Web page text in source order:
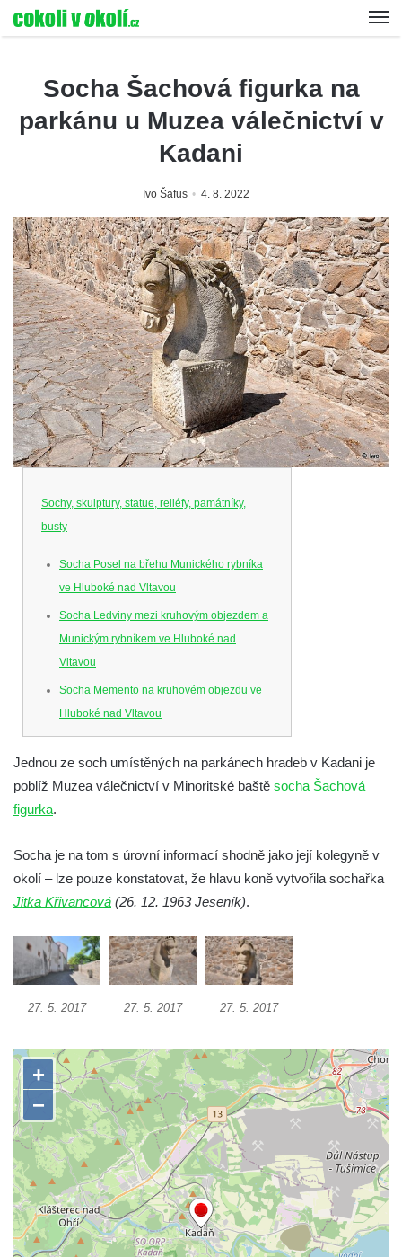
Socha Šachová figurka na
parkánu u Muzea válečnictví v
Kadani
Ivo Šafus 4. 8. 2022
Sochy, skulptury, statue, reliéfy, památníky,
busty
Socha Posel na břehu Munického rybníka
ve Hluboké nad Vltavou
Socha Ledviny mezi kruhovým objezdem a
Munickým rybníkem ve Hluboké nad
Vltavou
Socha Memento na kruhovém objezdu ve
Hluboké nad Vltavou
Socha Chalikotérium v ZOO Hluboká
Socha Smilodon v ZOO Hluboká
Socha Plejtvák obrovský v ZOO Hluboká
Socha Medvěd jeskynní v ZOO Hluboká
Socha Mamutí lebka v ZOO Hluboká
Socha Mamut srstnatý v ZOO Hluboká
Socha Orel v ZOO Hluboká
Socha Matka příroda v ZOO Hluboká
Socha Lišky v ZOO Hluboká
Socha Kudlanka v ZOO Hluboká
Socha Vlčice s mládětem v ZOO Hluboká
Socha Rys číhající na srnu v ZOO Hluboká
Socha Orlice v ZOO Hluboká
Socha Tygr v ZOO Hluboká
Socha Želva v ZOO Hluboká
Jednou ze soch umístěných na parkánech hradeb v Kadani je
poblíž Muzea válečnictví v Minoritské baště socha Šachová
figurka.
Socha je na tom s úrovní informací shodně jako její kolegyně v
okolí – lze pouze konstatovat, že hlavu koně vytvořila sochařka
Jitka Křivancová (26. 12. 1963 Jeseník).
27. 5. 2017 27. 5. 2017 27. 5. 2017